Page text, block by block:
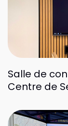
Salle de
Centre de